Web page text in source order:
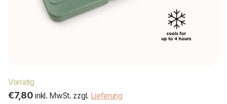
Vorrätig
€7,80 inkl. MwSt. zzgl. Lieferung